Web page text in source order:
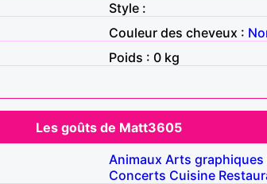
Style :
Couleur des cheveux :
Poids : 0 kg
Les goûts de Matt3605
Animaux Arts graphiques
Concerts Cuisine